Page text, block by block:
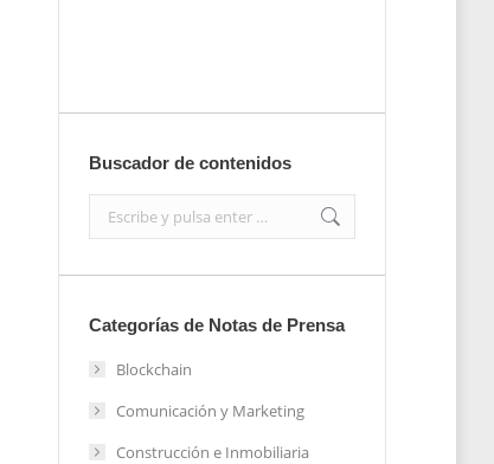
Buscador de contenidos
Categorías de Notas de Prensa
Blockchain
Comunicación y Marketing
Construcción e Inmobiliaria